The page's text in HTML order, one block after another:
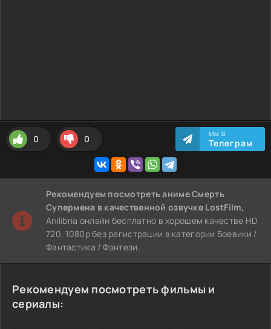
0 0 МЫ В
Телеграм
Рекомендуем посмотреть аниме Смерть
Супермена в качественной озвучке LostFilm,
Anilibria онлайн бесплатно в хорошем качестве HD
720, 1080p без регистрации в категории Боевики /
Фантастика / Фэнтези.
Рекомендуем посмотреть фильмы и
сериалы: